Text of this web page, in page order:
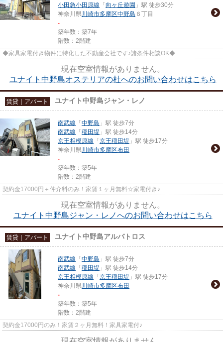
小田急小田原線 「 向ヶ丘遊園 」駅 徒歩30分
神奈川県川崎市多摩区中野島 ６丁目
-
築年数：築7年
階数：2階建
◆家具家電付き物件に特化した不動産会社です♪諸条件相談OK◆
現在空室情報がありません。
ユナイト中野島オステリアの杜へのお問い合わせはこちら
賃貸｜アパート ユナイト中野島ジャン・レノ
南武線 「 中野島 」駅 徒歩7分
南武線 「 稲田堤 」駅 徒歩14分
京王相模原線 「 京王稲田堤 」駅 徒歩17分
神奈川県川崎市多摩区布田
-
築年数：築5年
階数：2階建
契約金17000円＋仲介料のみ！家賃１ヶ月無料☆家電付き♪
現在空室情報がありません。
ユナイト中野島ジャン・レノへのお問い合わせはこちら
賃貸｜アパート ユナイト中野島アルバトロス
南武線 「 中野島 」駅 徒歩7分
南武線 「 稲田堤 」駅 徒歩14分
京王相模原線 「 京王稲田堤 」駅 徒歩17分
神奈川県川崎市多摩区布田
-
築年数：築5年
階数：2階建
契約金17000円のみ！家賃２ヶ月無料！家具家電付♪